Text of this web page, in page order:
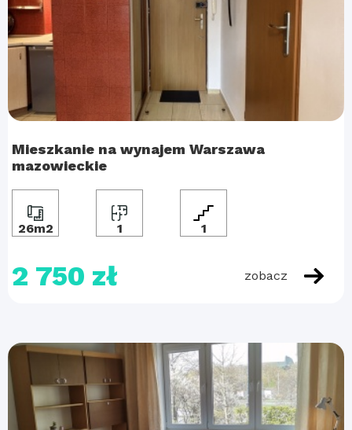
Mieszkanie na wynajem Warszawa
mazowieckie
26m2 1 1
2 750 zł zobacz